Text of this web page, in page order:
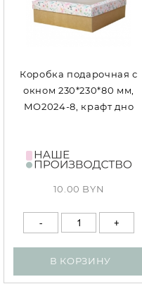
Коробка подарочная с
окном 230*230*80 мм,
МО2024-8, крафт дно
10.00 BYN
В КОРЗИНУ